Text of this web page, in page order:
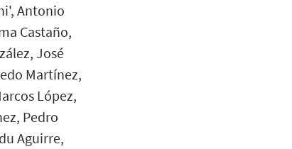
Antonio
Castaño,
José
Martínez,
López,
Pedro
Aguirre,